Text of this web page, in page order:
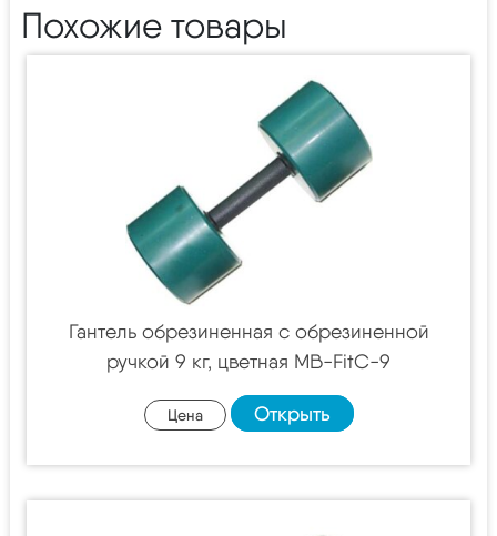
Похожие товары
Гантель обрезиненная с обрезиненной
ручкой 9 кг, цветная MB-FitC-9
Цена Открыть